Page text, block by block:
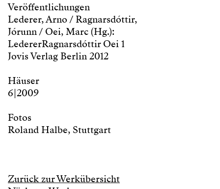
Veröffentlichungen
Lederer, Arno / Ragnarsdóttir,
Jórunn / Oei, Marc (Hg.):
Lederer Ragnarsdóttir Oei 1
Jovis Verlag Berlin 2012
Häuser
6 | 2009
Fotos
Roland Halbe, Stuttgart
Zurück zur Werkübersicht